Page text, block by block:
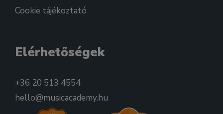
Cookie tájékoztató
Elérhetőségek
+36 20 513 4554
hello@musicacademy.hu